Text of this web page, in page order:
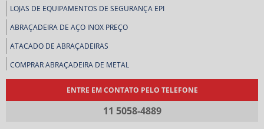
LOJAS DE EQUIPAMENTOS DE SEGURANÇA EPI
ABRAÇADEIRA DE AÇO INOX PREÇO
ATACADO DE ABRAÇADEIRAS
COMPRAR ABRAÇADEIRA DE METAL
COMPRAR CORREIAS INDUSTRIAIS
COMPRAR LENÇOL DE BORRACHA
ENTRE EM CONTATO PELO TELEFONE
11 5058-4889